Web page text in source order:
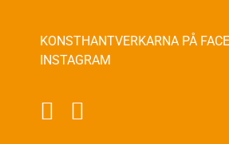
KONSTHANTVERKARNA PÅ
INSTAGRAM